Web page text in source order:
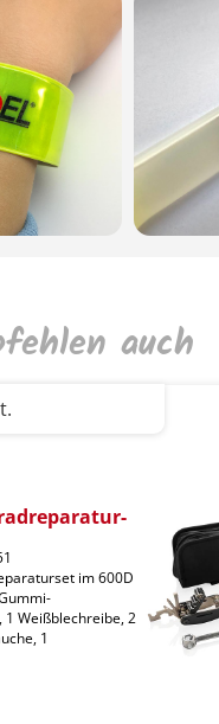
auch
im 600D
1 Weißblechreibe, 2
1